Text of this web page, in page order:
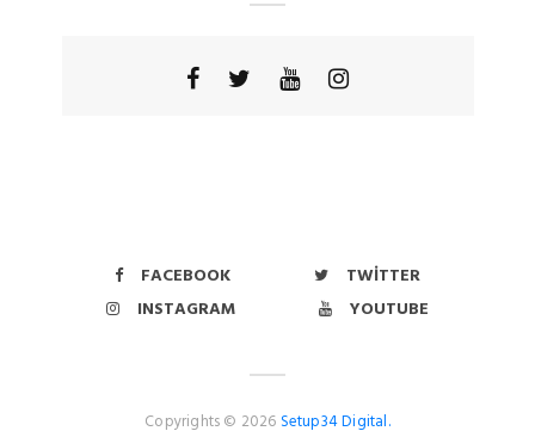
FACEBOOK
TWITTER
INSTAGRAM
YOUTUBE
Copyrights © 2026 Setup34 Digital.